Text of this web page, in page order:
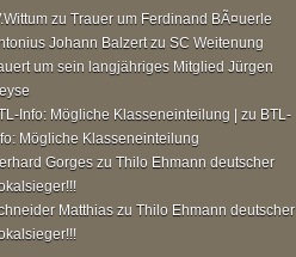
zu Trauer um Ferdinand BÃ¤uerle
Johann Balzertzu SC Weitenung
um sein langjähriges Mitglied Jürgen
Info: Mögliche Klasseneinteilung | zu BTL-
Mögliche Klasseneinteilung
Gorges zu Thilo Ehmann deutscher
Matthias zu Thilo Ehmann deutscher